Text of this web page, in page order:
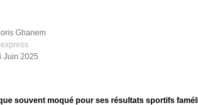
Ghanem
express
Juin 2025
souvent moqué pour ses résultats sportifs